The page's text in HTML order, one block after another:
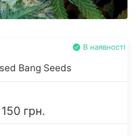
В наявності
Bang Seeds
150 грн.